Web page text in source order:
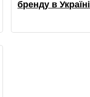
бренду в Україні